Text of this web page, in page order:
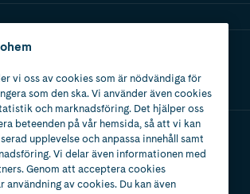
vi oss av cookies som är nödvändiga för
som den ska. Vi använder även cookies
och marknadsföring. Det hjälper oss
beteenden på vår hemsida, så att vi kan
upplevelse och anpassa innehåll samt
Vi delar även informationen med
Genom att acceptera cookies
användning av cookies. Du kan även